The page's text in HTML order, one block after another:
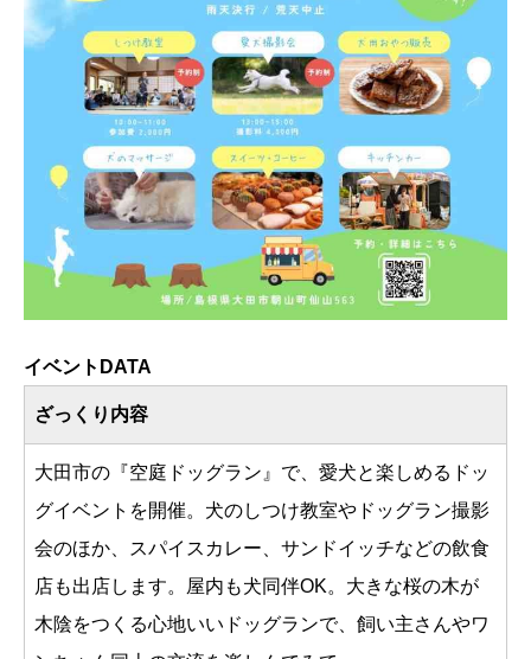
イベントDATA
ざっくり内容
大田市の『空庭ドッグラン』で、愛犬と楽しめるドッ
グイベントを開催。犬のしつけ教室やドッグラン撮影
会のほか、スパイスカレー、サンドイッチなどの飲食
店も出店します。屋内も犬同伴OK。大きな桜の木が
木陰をつくる心地いいドッグランで、飼い主さんやワ